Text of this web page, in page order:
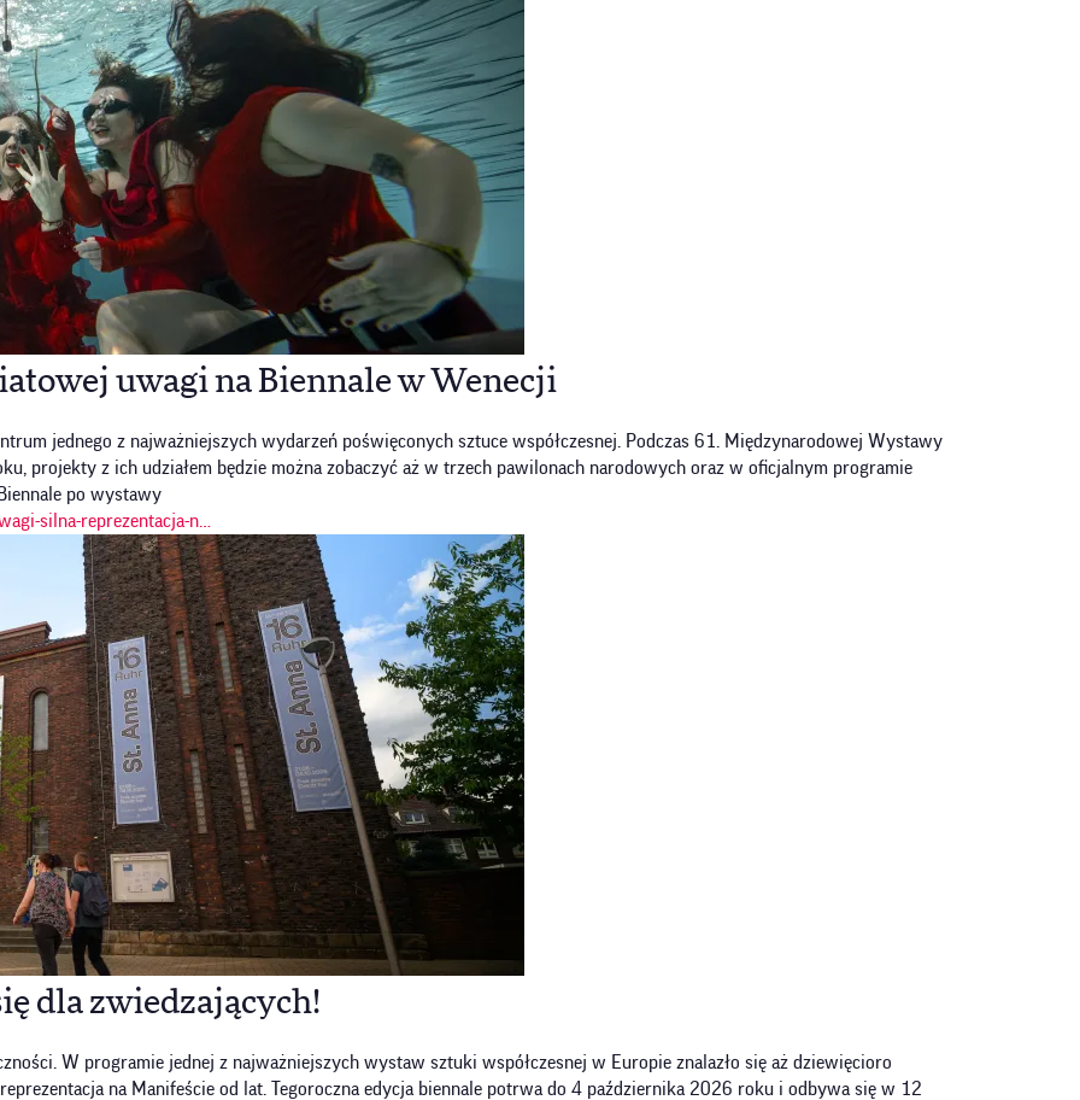
uwagi na Biennale w Wenecji
jednego z najważniejszych wydarzeń poświęconych sztuce współczesnej. Podczas 61. Międzynarodowej Wystawy
projekty z ich udziałem będzie można zobaczyć aż w trzech pawilonach narodowych oraz w oficjalnym programie
po wystawy
silna-reprezentacja-n…
dla zwiedzających!
W programie jednej z najważniejszych wystaw sztuki współczesnej w Europie znalazło się aż dziewięcioro
na Manifeście od lat. Tegoroczna edycja biennale potrwa do 4 października 2026 roku i odbywa się w 12